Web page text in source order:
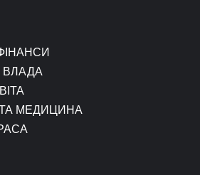
ВЛАДА
МЕДИЦИНА